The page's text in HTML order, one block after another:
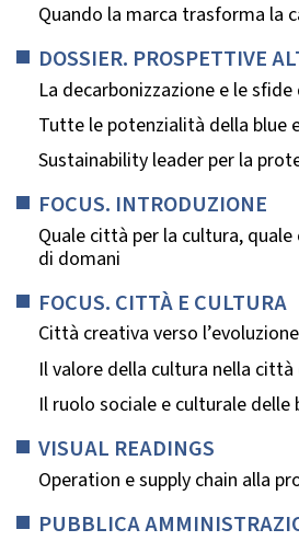
Quando la marca trasforma la
DOSSIER. PROSPETTIVE
La decarbonizzazione e le
Tutte le potenzialità della blue
Sustainability leader per la
FOCUS. INTRODUZIONE
Quale città per la cultura,
di domani
FOCUS. CITTÀ E CULTURA
Città creativa verso
Il valore della cultura nella
Il ruolo sociale e culturale delle
VISUAL READINGS
Operation e supply chain alla
PUBBLICA